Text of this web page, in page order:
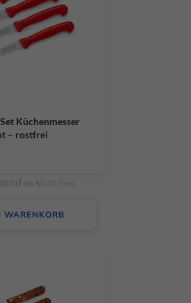
Küchenmesser
– rostfrei
ab 50,00 Euro
WARENKORB